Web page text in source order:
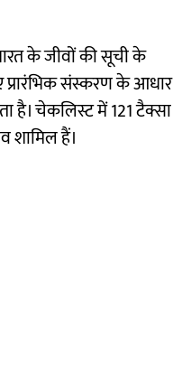
के जीवों की सूची के
संस्करण के आधार
है। चेकलिस्ट में 121 टैक्सा
शामिल हैं।